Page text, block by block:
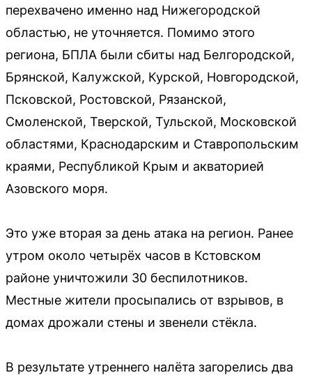
перехвачено именно над Нижегородской
областью, не уточняется. Помимо этого
региона, БПЛА были сбиты над Белгородской,
Брянской, Калужской, Курской, Новгородской,
Псковской, Ростовской, Рязанской,
Смоленской, Тверской, Тульской, Московской
областями, Краснодарским и Ставропольским
краями, Республикой Крым и акваторией
Азовского моря.
Это уже вторая за день атака на регион. Ранее
утром около четырёх часов в Кстовском
районе уничтожили 30 беспилотников.
Местные жители просыпались от взрывов, в
домах дрожали стены и звенели стёкла.
В результате утреннего налёта загорелись два